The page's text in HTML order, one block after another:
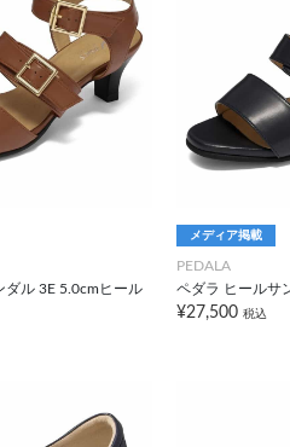
ダル 3E 5.0cmヒール
メディア掲載
PEDALA
ペダラ ヒールサ
¥27,500 税込